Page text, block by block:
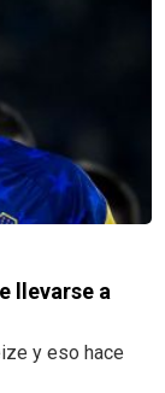
llevarse a
y eso hace